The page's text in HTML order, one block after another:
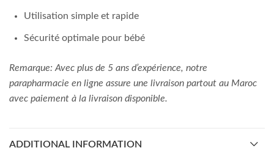
Utilisation simple et rapide
Sécurité optimale pour bébé
Remarque: Avec plus de 5 ans d’expérience, notre
parapharmacie en ligne assure une livraison partout au Maroc
avec paiement à la livraison disponible.
ADDITIONAL INFORMATION